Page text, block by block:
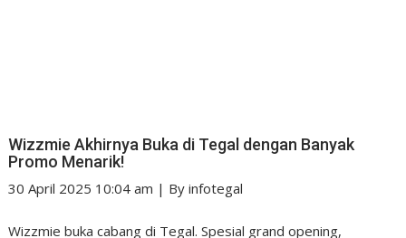
Wizzmie Akhirnya Buka di Tegal dengan Banyak
Promo Menarik!
30 April 2025 10:04 am | Byinfotegal
Wizzmie buka cabang di Tegal. Spesial grand opening,